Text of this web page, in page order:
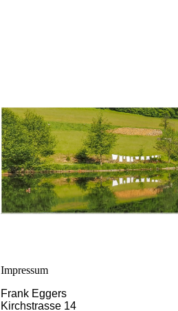
Impressum
Frank Eggers
Kirchstrasse 14